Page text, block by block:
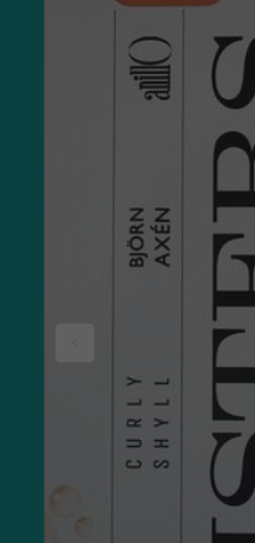
очищення, видаливши
чи пінкою. Далі нанесіть
підготувати шкіру до
розгорніть тканинну маску,
обличчя та щільно
Тримайте 10–20 хвилин, не
випаровування вологи.
спосіб нанесення
утримання активних
Найкращі тканинні
У каталозі SISTERS є
тканинні маски купити, які
позиції мають високу
Щоденна
UIQ Biome Vita C Daily
тьмяністю та
нормальної,
початковими ознаками
CEURACLE Hyal
формулу з